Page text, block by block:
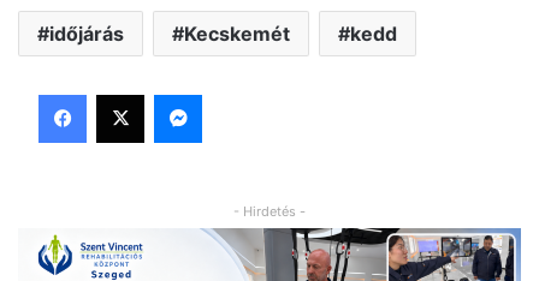
időjárás Kecskemét kedd
Facebook
X Messenger
- Hirdetés -